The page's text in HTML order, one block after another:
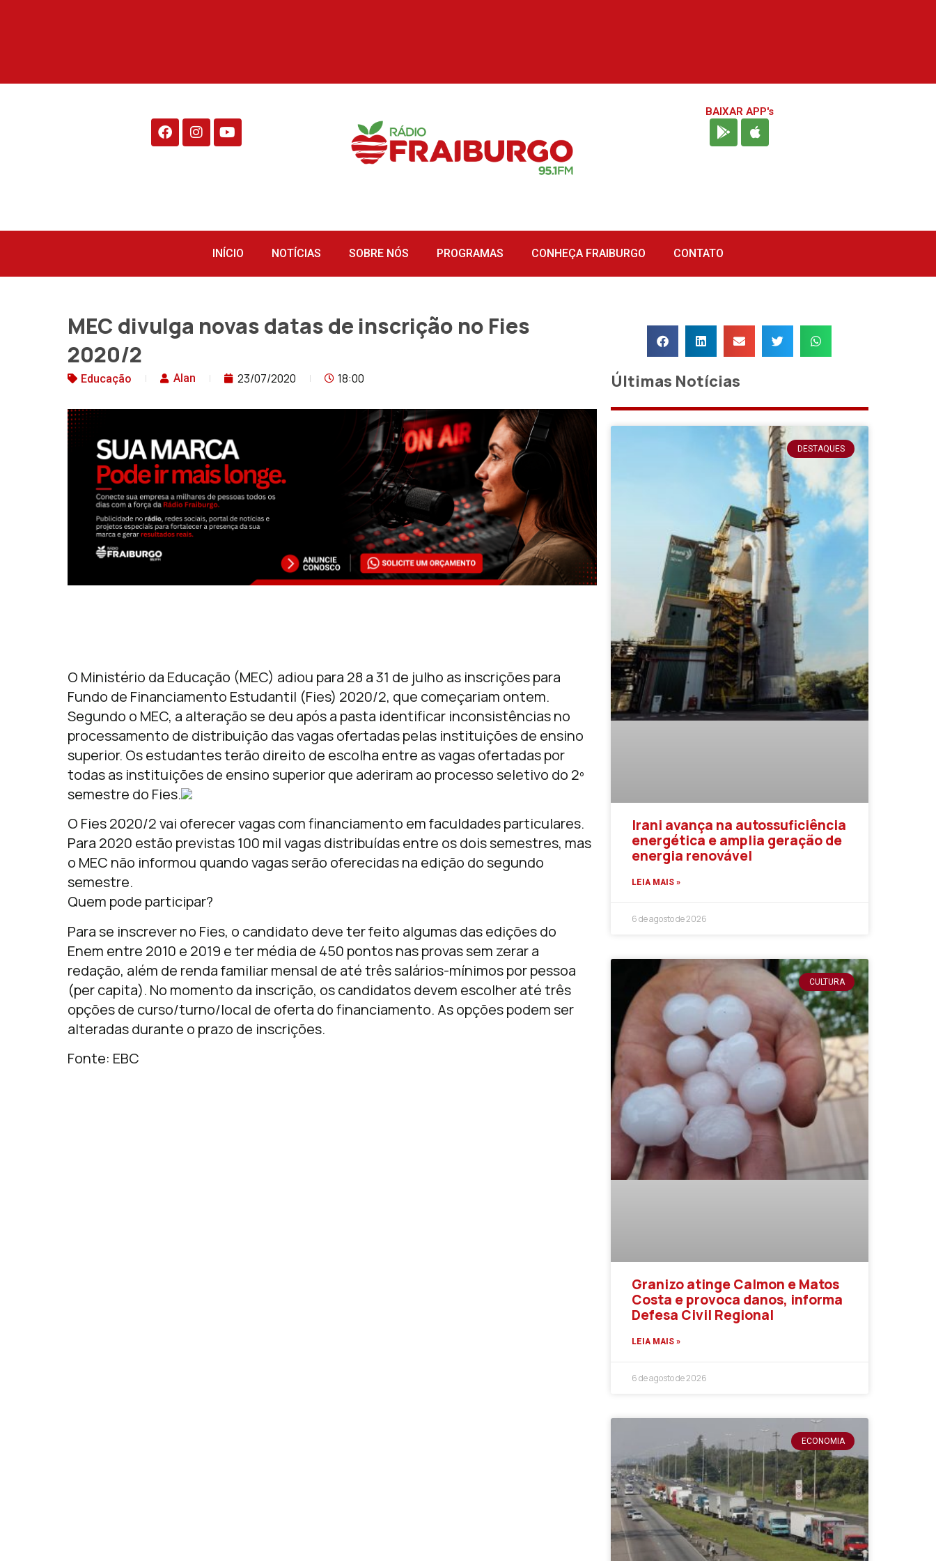
BAIXAR APP's
INÍCIO NOTÍCIAS SOBRE NÓS PROGRAMAS CONHEÇA FRAIBURGO CONTATO
MEC divulga novas datas de inscrição no Fies
2020/2
Educação Alan 23/07/2020 18:00
O Ministério da Educação (MEC) adiou para 28 a 31 de julho as inscrições para
Fundo de Financiamento Estudantil (Fies) 2020/2, que começariam ontem.
Segundo o MEC, a alteração se deu após a pasta identificar inconsistências no
processamento de distribuição das vagas ofertadas pelas instituições de ensino
superior. Os estudantes terão direito de escolha entre as vagas ofertadas por
todas as instituições de ensino superior que aderiram ao processo seletivo do 2º
semestre do Fies.
O Fies 2020/2 vai oferecer vagas com financiamento em faculdades particulares.
Para 2020 estão previstas 100 mil vagas distribuídas entre os dois semestres, mas
o MEC não informou quando vagas serão oferecidas na edição do segundo
semestre.
Quem pode participar?
Para se inscrever no Fies, o candidato deve ter feito algumas das edições do
Enem entre 2010 e 2019 e ter média de 450 pontos nas provas sem zerar a
redação, além de renda familiar mensal de até três salários-mínimos por pessoa
(per capita). No momento da inscrição, os candidatos devem escolher até três
opções de curso/turno/local de oferta do financiamento. As opções podem ser
alteradas durante o prazo de inscrições.
Fonte: EBC
Últimas Notícias
DESTAQUES
Irani avança na autossuficiência
energética e amplia geração de
energia renovável
LEIA MAIS »
6 de agosto de 2026
CULTURA
Granizo atinge Calmon e Matos
Costa e provoca danos, informa
Defesa Civil Regional
LEIA MAIS »
6 de agosto de 2026
ECONOMIA